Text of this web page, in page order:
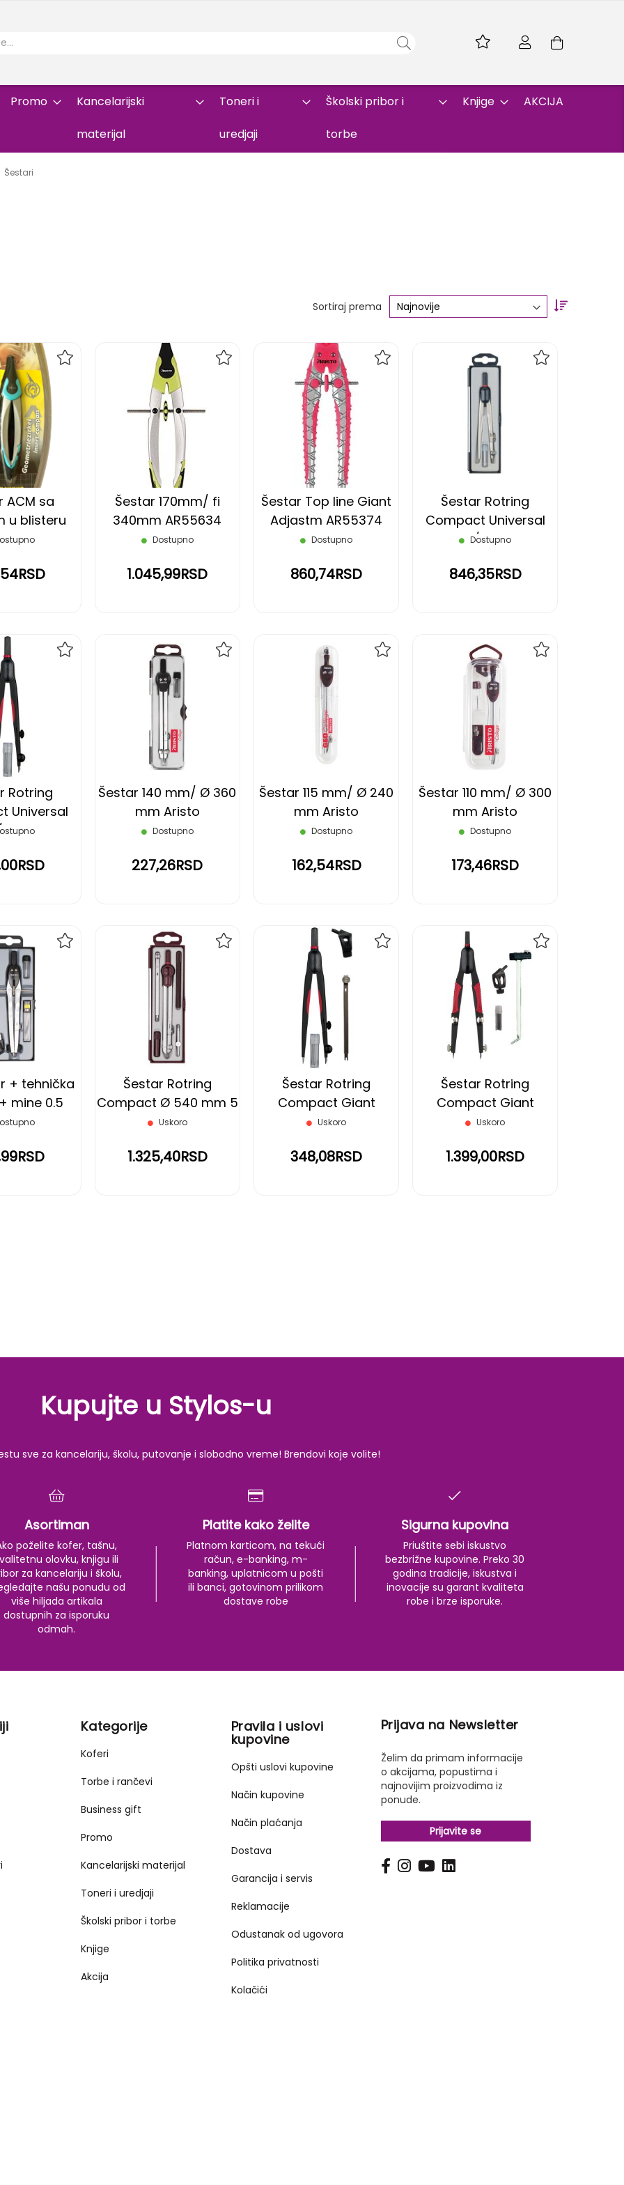
Skip
Promo Kancelarijski
materijal
Toneri i
uredjaji
Školski pribor i
torbe
Knjige AKCIJA
Šestari
Sortiraj prema
Set
ACM sa
u blisteru
Aristo
Šestar 170mm/ fi
340mm AR55634
Aristo
Dostupno
1.045,99RSD
Šestar Top line Giant
Adjastm AR55374
Aristo
Dostupno
860,74RSD
Šestar Rotring
Compact Universal
160 mm / Ø 360 mm
Dostupno
846,35RSD
Rotring
Universal
Ø 320 mm
Šestar 140 mm/ Ø 360
mm Aristo
Dostupno
227,26RSD
Šestar 115 mm/ Ø 240
mm Aristo
Dostupno
162,54RSD
Šestar 110 mm/ Ø 300
mm Aristo
Dostupno
173,46RSD
+ tehnička
mine 0.5
Šestar Rotring
Compact Ø 540 mm 5
delova
Uskoro
1.325,40RSD
Šestar Rotring
Compact Giant
Universal Ø 480 mm
Uskoro
348,08RSD
Šestar Rotring
Compact Giant
Universal Ø 520 mm 6
Uskoro
1.399,00RSD
Kupujte u Stylos-u
sve za kancelariju, školu, putovanje i slobodno vreme! Brendovi koje volite!
Asortiman
poželite kofer, tašnu,
olovku, knjigu ili
za kancelariju i školu,
našu ponudu od
više hiljada artikala
dostupnih za isporuku
odmah.
Platite kako želite
Platnom karticom, na tekući
račun, e-banking, m-
banking, uplatnicom u pošti
ili banci, gotovinom prilikom
dostave robe
Sigurna kupovina
Priuštite sebi iskustvo
bezbrižne kupovine. Preko 30
godina tradicije, iskustva i
inovacije su garant kvaliteta
robe i brze isporuke.
Kategorije
Koferi
Torbe i rančevi
Business gift
Promo
Kancelarijski materijal
Toneri i uredjaji
Školski pribor i torbe
Knjige
Akcija
Pravila i uslovi
kupovine
Opšti uslovi kupovine
Način kupovine
Način plaćanja
Dostava
Garancija i servis
Reklamacije
Odustanak od ugovora
Politika privatnosti
Kolačići
Prijava na Newsletter
Želim da primam informacije
o akcijama, popustima i
najnovijim proizvodima iz
ponude.
Prijavite se